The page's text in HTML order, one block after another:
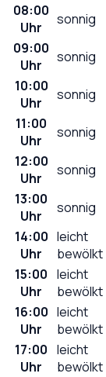
08:00
Uhr
sonnig
09:00
Uhr
sonnig
10:00
Uhr
sonnig
11:00
Uhr
sonnig
12:00
Uhr
sonnig
13:00
Uhr
sonnig
14:00
Uhr
leicht
bewölkt
15:00
Uhr
leicht
bewölkt
16:00
Uhr
leicht
bewölkt
17:00
Uhr
leicht
bewölkt